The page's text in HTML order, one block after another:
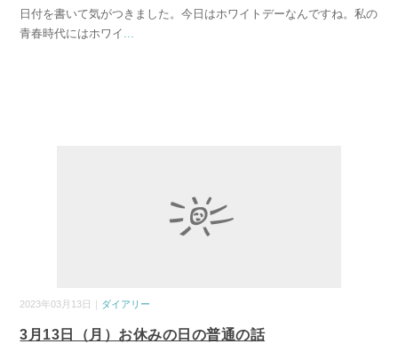
日付を書いて気がつきました。今日はホワイトデーなんですね。私の
青春時代にはホワイ ...
2023年03月13日｜ ダイアリー
3月13日（月）お休みの日の普通の話